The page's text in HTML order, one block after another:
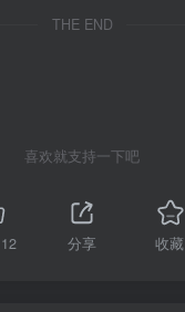
THE END
喜欢就支持一下吧
12 分享 收藏